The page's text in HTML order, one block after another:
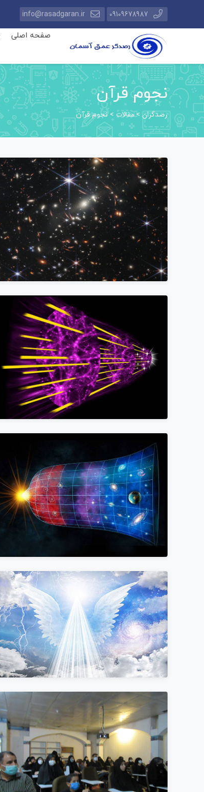
09109678987
info@rasadgaran.ir
صفحه اصلی
نجوم قرآن
رصدگران >مقالات >نجوم قرآن